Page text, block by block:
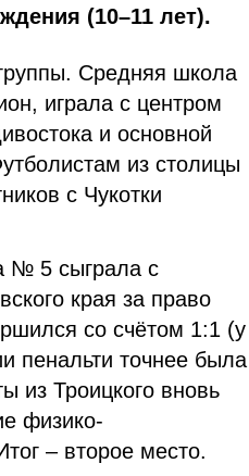
(10–11 лет).
Средняя школа
играла с центром
и основной
из столицы
с Чукотки
№ 5 сыграла с
края за право
со счётом 1:1 (у
пенальти точнее была
из Троицкого вновь
физико-
– второе место.